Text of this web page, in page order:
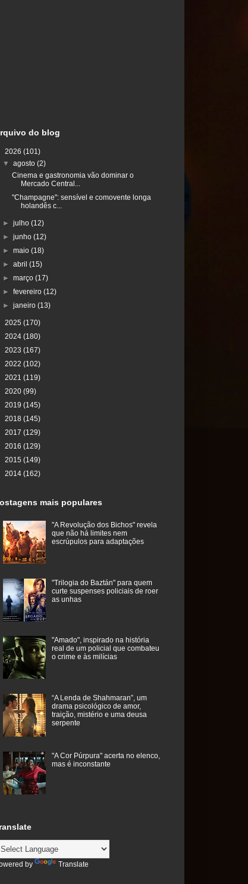
do blog
2026 (101)
▼agosto(2)
Cinema e gastronomia vão dominar o
Mercado Central...
"Champagne": sensível e comovente longa
holandês c...
►julho(12)
►junho(12)
►maio(18)
►abril(15)
►março(17)
►fevereiro(12)
►janeiro(13)
2025 (170)
2024 (180)
2023 (167)
2022 (102)
2021 (119)
2020 (99)
2019 (145)
2018 (145)
2017 (129)
2016 (129)
2015 (149)
2014 (162)
mais populares
"A Revolução dos Bichos" revela
que não há limites nem
escrúpulos para adaptações
"Trilogia do Baztán" para quem
curte suspenses policiais de roer
as unhas
"Amado", inspirado na história
real de um policial que combateu
o crime e às milícias
“A Lenda de Shahmaran”, um
drama psicológico de amor,
traição, mistério e uma deusa
serpente
"A Cor Púrpura" acerta no elenco,
mas é inconstante
by Translate